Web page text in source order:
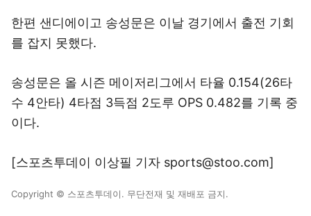
한편 샌디에이고 송성문은 이날 경기에서 출전 기회
를 잡지 못했다.
송성문은 올 시즌 메이저리그에서 타율 0.154(26타
수 4안타) 4타점 3득점 2도루 OPS 0.482를 기록 중
이다.
[스포츠투데이 이상필 기자 sports@stoo.com]
Copyright © 스포츠투데이. 무단전재 및 재배포 금지.